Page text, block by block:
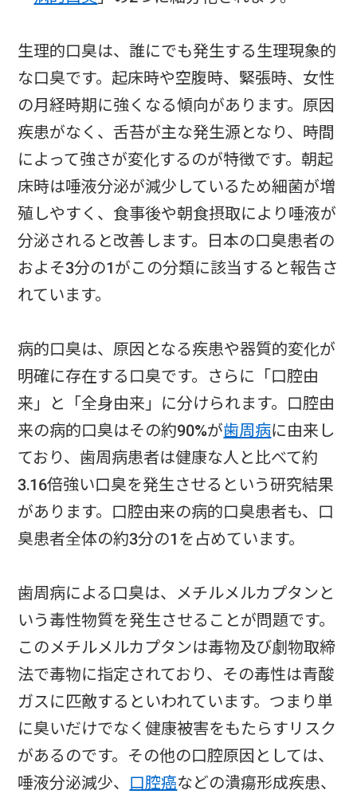
生理的口臭は、誰にでも発生する生理現象的
な口臭です。起床時や空腹時、緊張時、女性
の月経時期に強くなる傾向があります。原因
疾患がなく、舌苔が主な発生源となり、時間
によって強さが変化するのが特徴です。朝起
床時は唾液分泌が減少しているため細菌が増
殖しやすく、食事後や朝食摂取により唾液が
分泌されると改善します。日本の口臭患者の
およそ3分の1がこの分類に該当すると報告さ
れています。
病的口臭は、原因となる疾患や器質的変化が
明確に存在する口臭です。さらに「口腔由
来」と「全身由来」に分けられます。口腔由
来の病的口臭はその約90%が歯周病に由来し
ており、歯周病患者は健康な人と比べて約
3.16倍強い口臭を発生させるという研究結果
があります。口腔由来の病的口臭患者も、口
臭患者全体の約3分の1を占めています。
歯周病による口臭は、メチルメルカプタンと
いう毒性物質を発生させることが問題です。
このメチルメルカプタンは毒物及び劇物取締
法で毒物に指定されており、その毒性は青酸
ガスに匹敵するといわれています。つまり単
に臭いだけでなく健康被害をもたらすリスク
があるのです。その他の口腔原因としては、
唾液分泌減少、 口腔癌などの潰瘍形成疾患、